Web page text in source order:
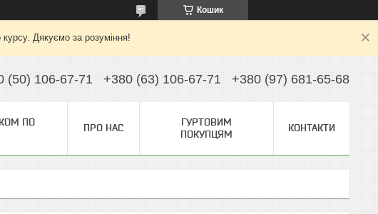
Кошик
курсу. Дякуємо за розуміння!
(50) 106-67-71 +380 (63) 106-67-71 +380 (97) 681-65-68
ПО
ПРО НАС
ГУРТОВИМ
ПОКУПЦЯМ
КОНТАКТИ